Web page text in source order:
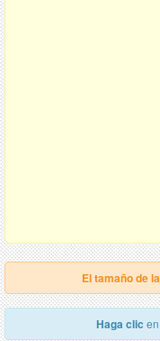
El tamaño de
Haga clic